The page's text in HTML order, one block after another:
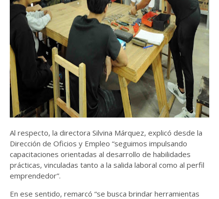
Al respecto, la directora Silvina Márquez, explicó desde la
Dirección de Oficios y Empleo “seguimos impulsando
capacitaciones orientadas al desarrollo de habilidades
prácticas, vinculadas tanto a la salida laboral como al perfil
emprendedor”.
En ese sentido, remarcó “se busca brindar herramientas